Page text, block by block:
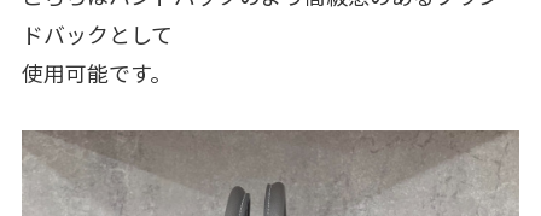
ドバックとして
使用可能です。